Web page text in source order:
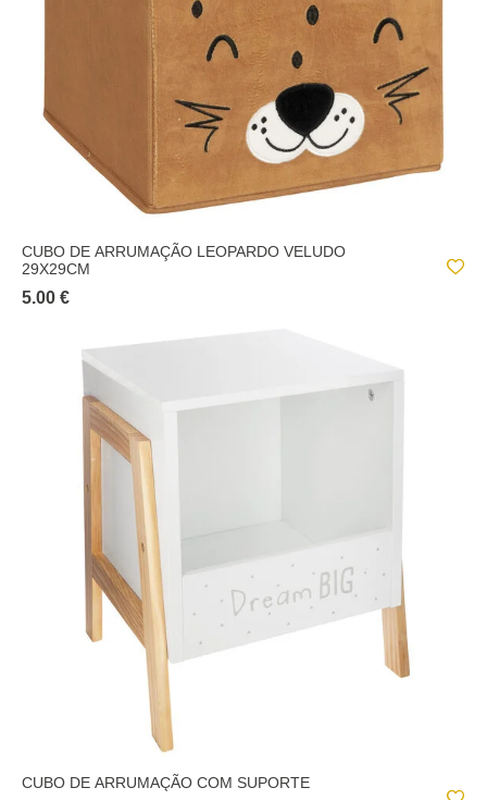
CUBO DE ARRUMAÇÃO LEOPARDO VELUDO
29X29CM
5.00 €
CUBO DE ARRUMAÇÃO COM SUPORTE